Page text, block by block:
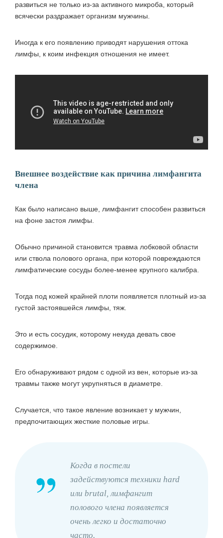
развиться не только из-за активного микроба, который
всячески раздражает организм мужчины.
Иногда к его появлению приводят нарушения оттока
лимфы, к коим инфекция отношения не имеет.
Внешнее воздействие как причина лимфангита
члена
Как было написано выше, лимфангит способен развиться
на фоне застоя лимфы.
Обычно причиной становится травма лобковой области
или ствола полового органа, при которой повреждаются
лимфатические сосуды более-менее крупного калибра.
Тогда под кожей крайней плоти появляется плотный из-за
густой застоявшейся лимфы, тяж.
Это и есть сосудик, которому некуда девать свое
содержимое.
Его обнаруживают рядом с одной из вен, которые из-за
травмы также могут укрупняться в диаметре.
Случается, что такое явление возникает у мужчин,
предпочитающих жесткие половые игры.
Когда в постели
задействуются техники hard
или brutal, лимфангит
полового члена появляется
очень легко и достаточно
часто.